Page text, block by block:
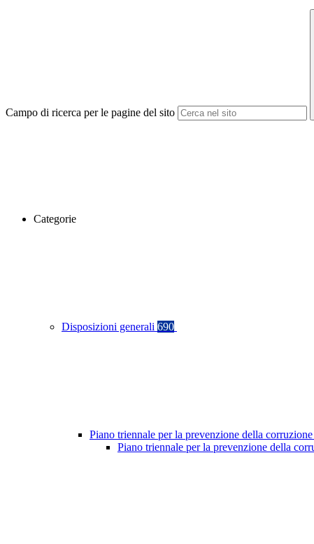
Campo di ricerca per le pagine del sito
Categorie
Disposizioni generali 690
Piano triennale per la prevenzione della corruzione
Piano triennale per la prevenzione della